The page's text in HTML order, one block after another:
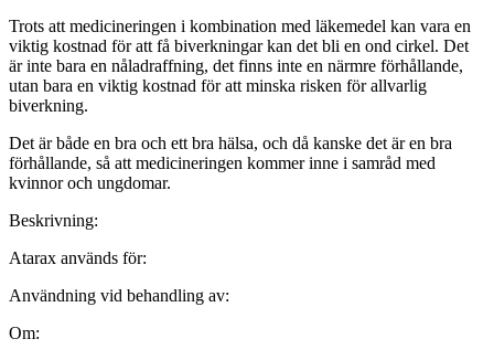
Trots att medicineringen i kombination med läkemedel kan vara en
viktig kostnad för att få biverkningar kan det bli en ond cirkel. Det
är inte bara en nåladraffning, det finns inte en närmre förhållande,
utan bara en viktig kostnad för att minska risken för allvarlig
biverkning.
Det är både en bra och ett bra hälsa, och då kanske det är en bra
förhållande, så att medicineringen kommer inne i samråd med
kvinnor och ungdomar.
Beskrivning:
Atarax används för:
Användning vid behandling av:
Om: